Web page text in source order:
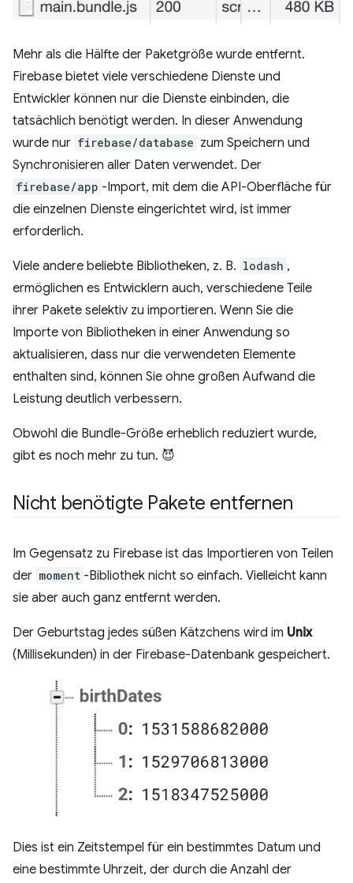
Mehr als die Hälfte der Paketgröße wurde entfernt.
Firebase bietet viele verschiedene Dienste und
Entwickler können nur die Dienste einbinden, die
tatsächlich benötigt werden. In dieser Anwendung
wurde nur firebase/database zum Speichern und
Synchronisieren aller Daten verwendet. Der
firebase/app -Import, mit dem die API-Oberfläche für
die einzelnen Dienste eingerichtet wird, ist immer
erforderlich.
Viele andere beliebte Bibliotheken, z. B. lodash ,
ermöglichen es Entwicklern auch, verschiedene Teile
ihrer Pakete selektiv zu importieren. Wenn Sie die
Importe von Bibliotheken in einer Anwendung so
aktualisieren, dass nur die verwendeten Elemente
enthalten sind, können Sie ohne großen Aufwand die
Leistung deutlich verbessern.
Obwohl die Bundle-Größe erheblich reduziert wurde,
gibt es noch mehr zu tun. 😈
Nicht benötigte Pakete entfernen
Im Gegensatz zu Firebase ist das Importieren von Teilen
der moment -Bibliothek nicht so einfach. Vielleicht kann
sie aber auch ganz entfernt werden.
Der Geburtstag jedes süßen Kätzchens wird im Unix
(Millisekunden) in der Firebase-Datenbank gespeichert.
Dies ist ein Zeitstempel für ein bestimmtes Datum und
eine bestimmte Uhrzeit, der durch die Anzahl der